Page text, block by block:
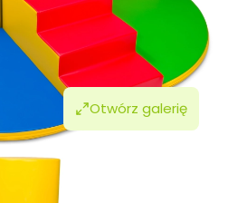
Otwórz galerię